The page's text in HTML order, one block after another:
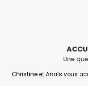
Une
Christine et Anaïs vous